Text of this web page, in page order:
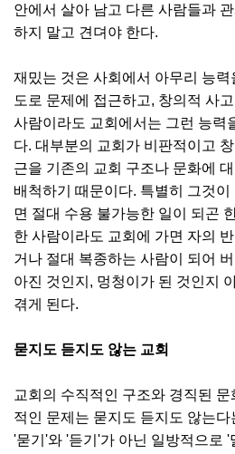
안에서 살아 남고 다른 사람들과
하지 말고 견뎌야 한다.
재밌는 것은 사회에서 아무리 능력
도로 문제에 접근하고, 창의적 사
사람이라도 교회에서는 그런 능력
다. 대부분의 교회가 비판적이고
근을 기존의 교회 구조나 문화에
배척하기 때문이다. 특별히 그것
면 절대 수용 불가능한 일이 되곤
한 사람이라도 교회에 가면 자의
거나 절대 복종하는 사람이 되어
아진 것인지, 멍청이가 된 것인지
겪게 된다.
묻지도 듣지도 않는 교회
교회의 수직적인 구조와 경직된
적인 문제는 묻지도 듣지도 않는
'묻기'와 '듣기'가 아닌 일방적으로